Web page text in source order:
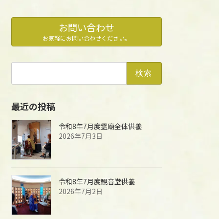
お問い合わせ
お気軽にお問い合わせください。
最近の投稿
令和8年7月度霊廟全体供養
2026年7月3日
令和8年7月度観音堂供養
2026年7月2日